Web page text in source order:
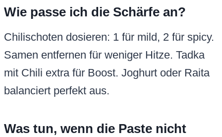
Wie passe ich die Schärfe an?
Chilischoten dosieren: 1 für mild, 2 für spicy.
Samen entfernen für weniger Hitze. Tadka
mit Chili extra für Boost. Joghurt oder Raita
balanciert perfekt aus.
Was tun, wenn die Paste nicht